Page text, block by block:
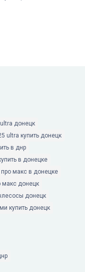
донецк
ultra купить донецк
в днр
в донецке
макс в донецке
макс донецк
донецк
купить донецк